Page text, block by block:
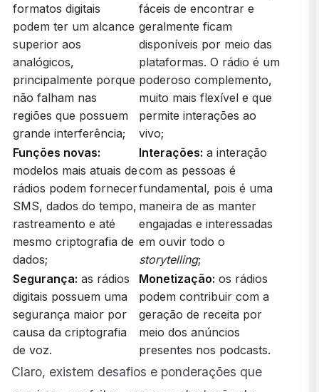
formatos digitais
podem ter um alcance
superior aos
analógicos,
principalmente porque
não falham nas
regiões que possuem
grande interferência;
fáceis de encontrar e
geralmente ficam
disponíveis por meio das
plataformas. O rádio é um
poderoso complemento,
muito mais flexível e que
permite interações ao
vivo;
Funções novas:
modelos mais atuais de
rádios podem fornecer
SMS, dados do tempo,
rastreamento e até
mesmo criptografia de
dados;
Interações: a interação
com as pessoas é
fundamental, pois é uma
maneira de as manter
engajadas e interessadas
em ouvir todo o
storytelling;
Segurança: as rádios
digitais possuem uma
segurança maior por
causa da criptografia
de voz.
Monetização: os rádios
podem contribuir com a
geração de receita por
meio dos anúncios
presentes nos podcasts.
Claro, existem desafios e ponderações que